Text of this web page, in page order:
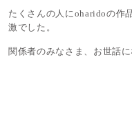
たくさんの人にoharidoの作
激でした。
関係者のみなさま、お世話に